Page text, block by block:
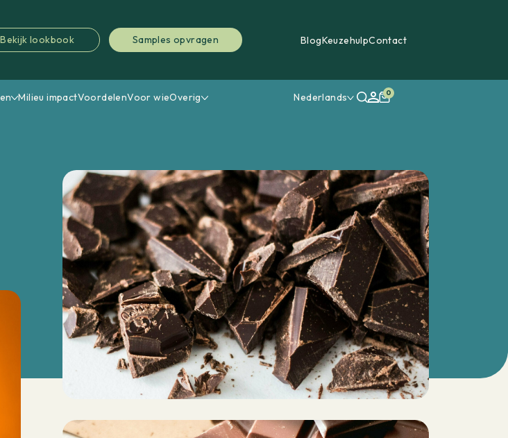
Bekijk lookbook Samples opvragen BlogKeuzehulpContact
Milieu impactVoordelenVoor wieOverig Nederlands 0